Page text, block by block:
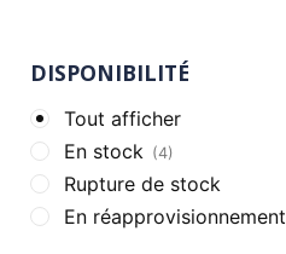
DISPONIBILITÉ
Tout afficher
En stock (4)
Rupture de stock
En réapprovisionnement